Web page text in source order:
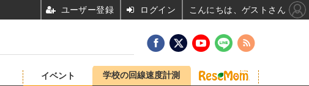
イベント 学校の回線速度計測
ユーザー登録 ログイン こんにちは、ゲストさん